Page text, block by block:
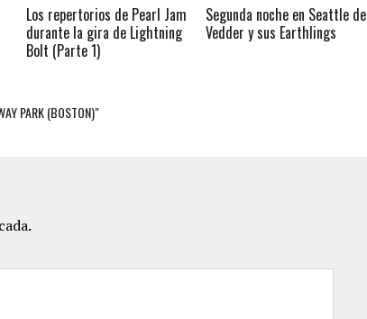
Los repertorios de Pearl Jam
durante la gira de Lightning
Bolt (Parte 1)
Segunda noche en Seattle de
Vedder y sus Earthlings
PARK (BOSTON)"